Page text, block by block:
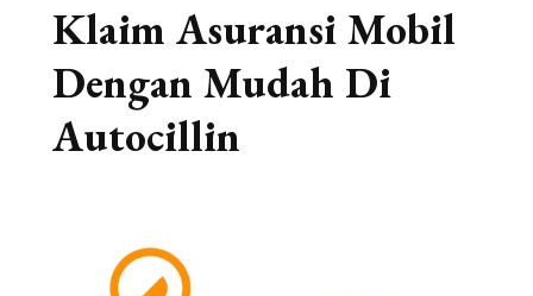
Klaim Asuransi Mobil
Dengan Mudah Di
Autocillin